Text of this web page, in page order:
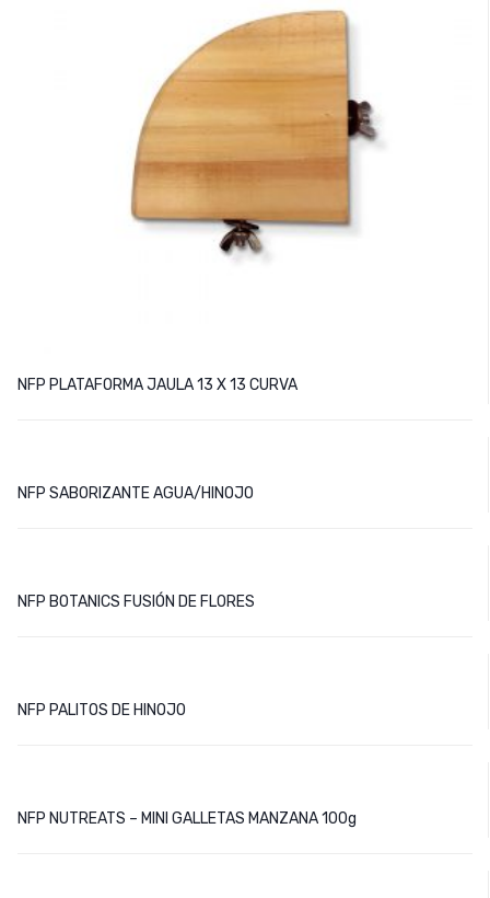
NFP PLATAFORMA JAULA 13 X 13 CURVA
NFP SABORIZANTE AGUA/HINOJO
NFP BOTANICS FUSIÓN DE FLORES
NFP PALITOS DE HINOJO
NFP NUTREATS – MINI GALLETAS MANZANA 100g